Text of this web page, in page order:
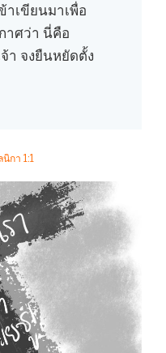
เขียนมาเพื่อ
าศว่า นี่คือ
า จงยืนหยัดตั้ง
กา 1:1